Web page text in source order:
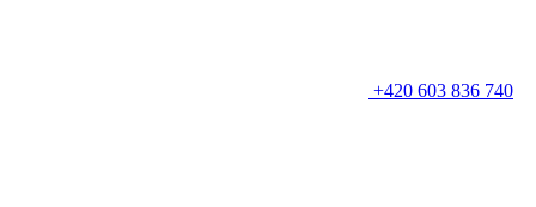
+420 603 836 740